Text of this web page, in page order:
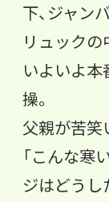
下、ジャン
リュックの
いよいよ
操。
父親が苦笑
「こんな寒
ジはどうし